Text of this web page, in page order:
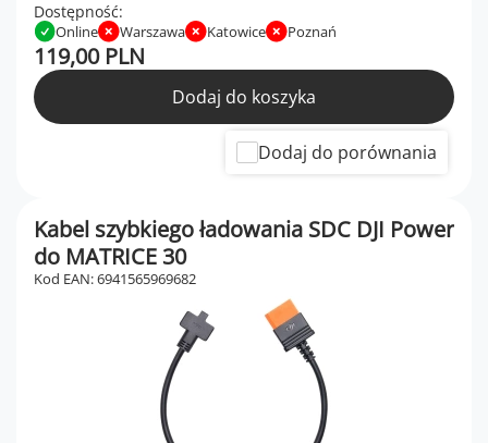
Dostępność:
Online Warszawa Katowice Poznań
119,00 PLN
Dodaj do koszyka
Dodaj do porównania
Kabel szybkiego ładowania SDC DJI Power
do MATRICE 30
Kod EAN: 6941565969682